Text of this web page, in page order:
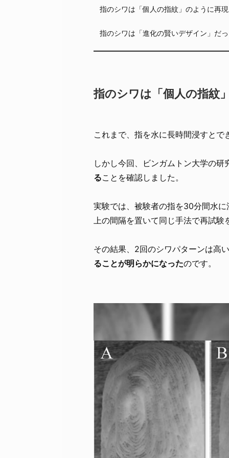
指のシワは「個人の指紋」のように再
指のシワは「進化の賢いデザイン」だ
指のシワは「個人の指紋
これまで、指を水に長時間浸すと
しかし今回、ビンガムトン大学の研
ることを確認しました。
実験では、被験者の指を30分間水
上の間隔を置いて同じ手法で再試験
その結果、2回のシワパターンは高
ることが明らかになったのです。